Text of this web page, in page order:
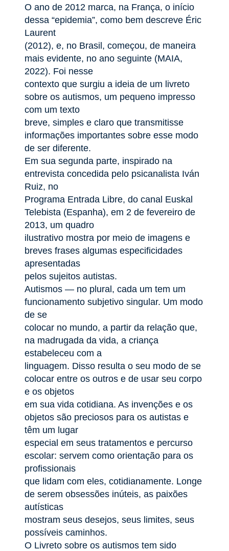
O ano de 2012 marca, na França, o início
dessa “epidemia”, como bem descreve Éric
Laurent
(2012), e, no Brasil, começou, de maneira
mais evidente, no ano seguinte (MAIA,
2022). Foi nesse
contexto que surgiu a ideia de um livreto
sobre os autismos, um pequeno impresso
com um texto
breve, simples e claro que transmitisse
informações importantes sobre esse modo
de ser diferente.
Em sua segunda parte, inspirado na
entrevista concedida pelo psicanalista Iván
Ruiz, no
Programa Entrada Libre, do canal Euskal
Telebista (Espanha), em 2 de fevereiro de
2013, um quadro
ilustrativo mostra por meio de imagens e
breves frases algumas especificidades
apresentadas
pelos sujeitos autistas.
Autismos — no plural, cada um tem um
funcionamento subjetivo singular. Um modo
de se
colocar no mundo, a partir da relação que,
na madrugada da vida, a criança
estabeleceu com a
linguagem. Disso resulta o seu modo de se
colocar entre os outros e de usar seu corpo
e os objetos
em sua vida cotidiana. As invenções e os
objetos são preciosos para os autistas e
têm um lugar
especial em seus tratamentos e percurso
escolar: servem como orientação para os
profissionais
que lidam com eles, cotidianamente. Longe
de serem obsessões inúteis, as paixões
autísticas
mostram seus desejos, seus limites, seus
possíveis caminhos.
O Livreto sobre os autismos tem sido